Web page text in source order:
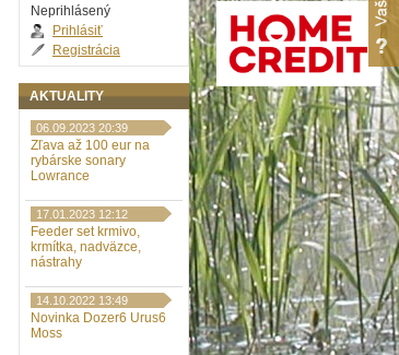
Neprihlásený
Prihlásiť
Registrácia
AKTUALITY
06.09.2023 20:39
Zľava až 100 eur na
rybárske sonary
Lowrance
17.01.2023 12:12
Feeder set krmivo,
krmítka, nadväzce,
nástrahy
14.10.2022 13:49
Novinka Dozer6 Urus6
Moss